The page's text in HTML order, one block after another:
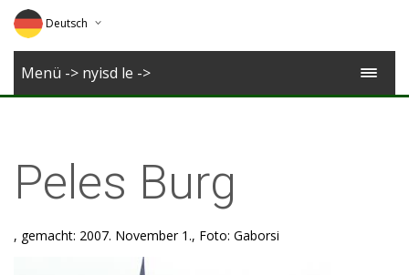
Deutsch
English
Menü -> nyisd le ->
Peles Burg
, gemacht: 2007. November 1., Foto: Gaborsi